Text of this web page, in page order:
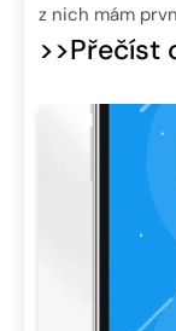
z nich mám
>>Přečíst